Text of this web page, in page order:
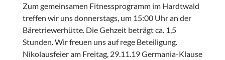
Zum gemeinsamen Fitnessprogramm im Hardtwald
treffen wir uns donnerstags, um 15:00 Uhr an der
Bäretriewerhütte. Die Gehzeit beträgt ca. 1,5
Stunden. Wir freuen uns auf rege Beteiligung.
Nikolausfeier am Freitag, 29.11.19 Germania-Klause